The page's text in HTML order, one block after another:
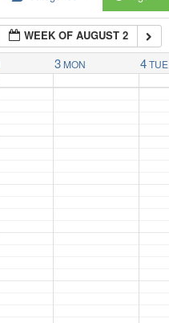
WEEK OF AUGUST 2
3 MON 4 TUE